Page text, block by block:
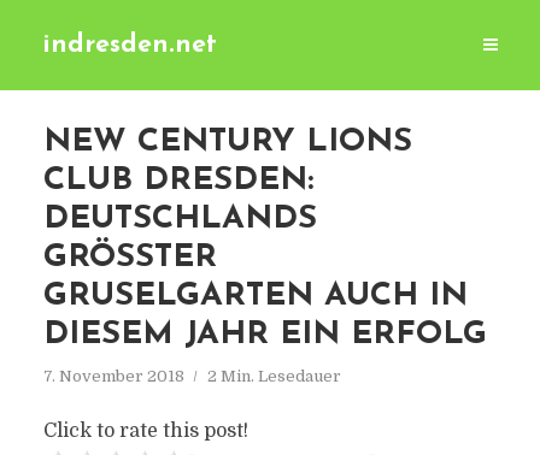
indresden.net
NEW CENTURY LIONS
CLUB DRESDEN:
DEUTSCHLANDS
GRÖSSTER G
RUSELGARTEN AUCH IN D
IESEM JAHR EIN ERFOLG
7. November 2018 2 Min. Lesedauer
Click to rate this post!